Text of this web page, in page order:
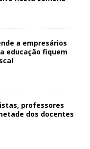
a empresários
educação fiquem
professores
dos docentes